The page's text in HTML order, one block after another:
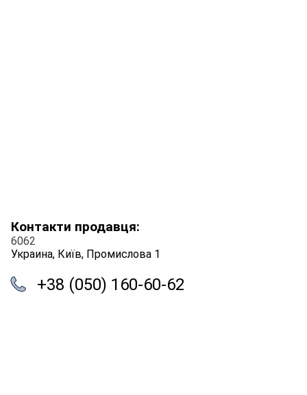
Контакти продавця:
6062
Украина, Київ, Промислова 1
+38 (050) 160-60-62